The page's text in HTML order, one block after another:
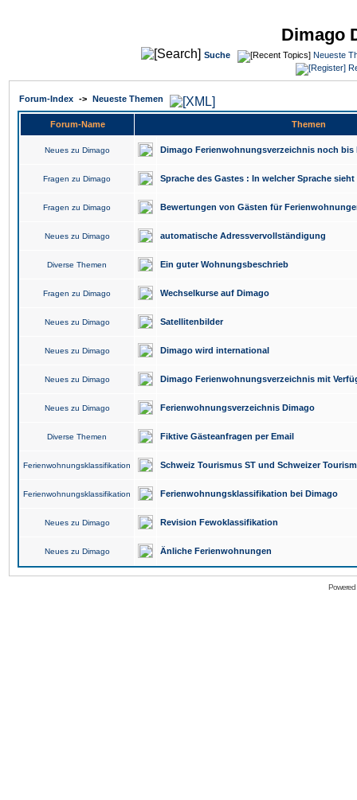
Dimago
Suche
Neueste
Forum-Index -> Neueste Themen
Forum-Name Themen
Neues zu Dimago Dimago Ferienwohnungsverzeichnis noch bis
Fragen zu Dimago Sprache des Gastes : In welcher Sprache
Fragen zu Dimago Bewertungen von Gästen für
Neues zu Dimago automatische Adressvervollständigung
Diverse Themen Ein guter Wohnungsbeschrieb
Fragen zu Dimago Wechselkurse auf Dimago
Neues zu Dimago Satellitenbilder
Neues zu Dimago Dimago wird international
Neues zu Dimago Dimago Ferienwohnungsverzeichnis mit
Neues zu Dimago Ferienwohnungsverzeichnis Dimago
Diverse Themen Fiktive Gästeanfragen per Email
Ferienwohnungsklassifikation Schweiz Tourismus ST und Schweizer
Ferienwohnungsklassifikation Ferienwohnungsklassifikation bei Dimago
Neues zu Dimago Revision Fewoklassifikation
Neues zu Dimago Änliche Ferienwohnungen